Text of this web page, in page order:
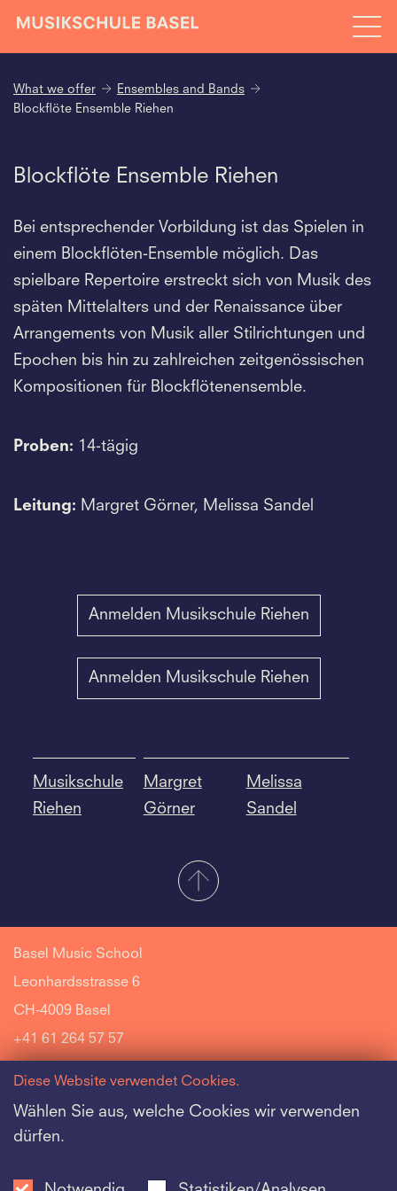
What we offer
Ensembles and Bands
Blockflöte Ensemble Riehen
Blockflöte Ensemble Riehen
Bei entsprechender Vorbildung ist das Spielen in
einem Blockflöten-Ensemble möglich. Das
spielbare Repertoire erstreckt sich von Musik des
späten Mittelalters und der Renaissance über
Arrangements von Musik aller Stilrichtungen und
Epochen bis hin zu zahlreichen zeitgenössischen
Kompositionen für Blockflötenensemble.
Proben: 14-tägig
Leitung: Margret Görner, Melissa Sandel
Anmelden Musikschule Riehen
Anmelden Musikschule Riehen
Musikschule
Riehen
Margret
Görner
Melissa
Sandel
Basel Music School
Leonhardsstrasse 6
CH-4009 Basel
+41 61 264 57 57
Riehen Music School
Diese Website verwendet Cookies.
Wählen Sie aus, welche Cookies wir verwenden
dürfen.